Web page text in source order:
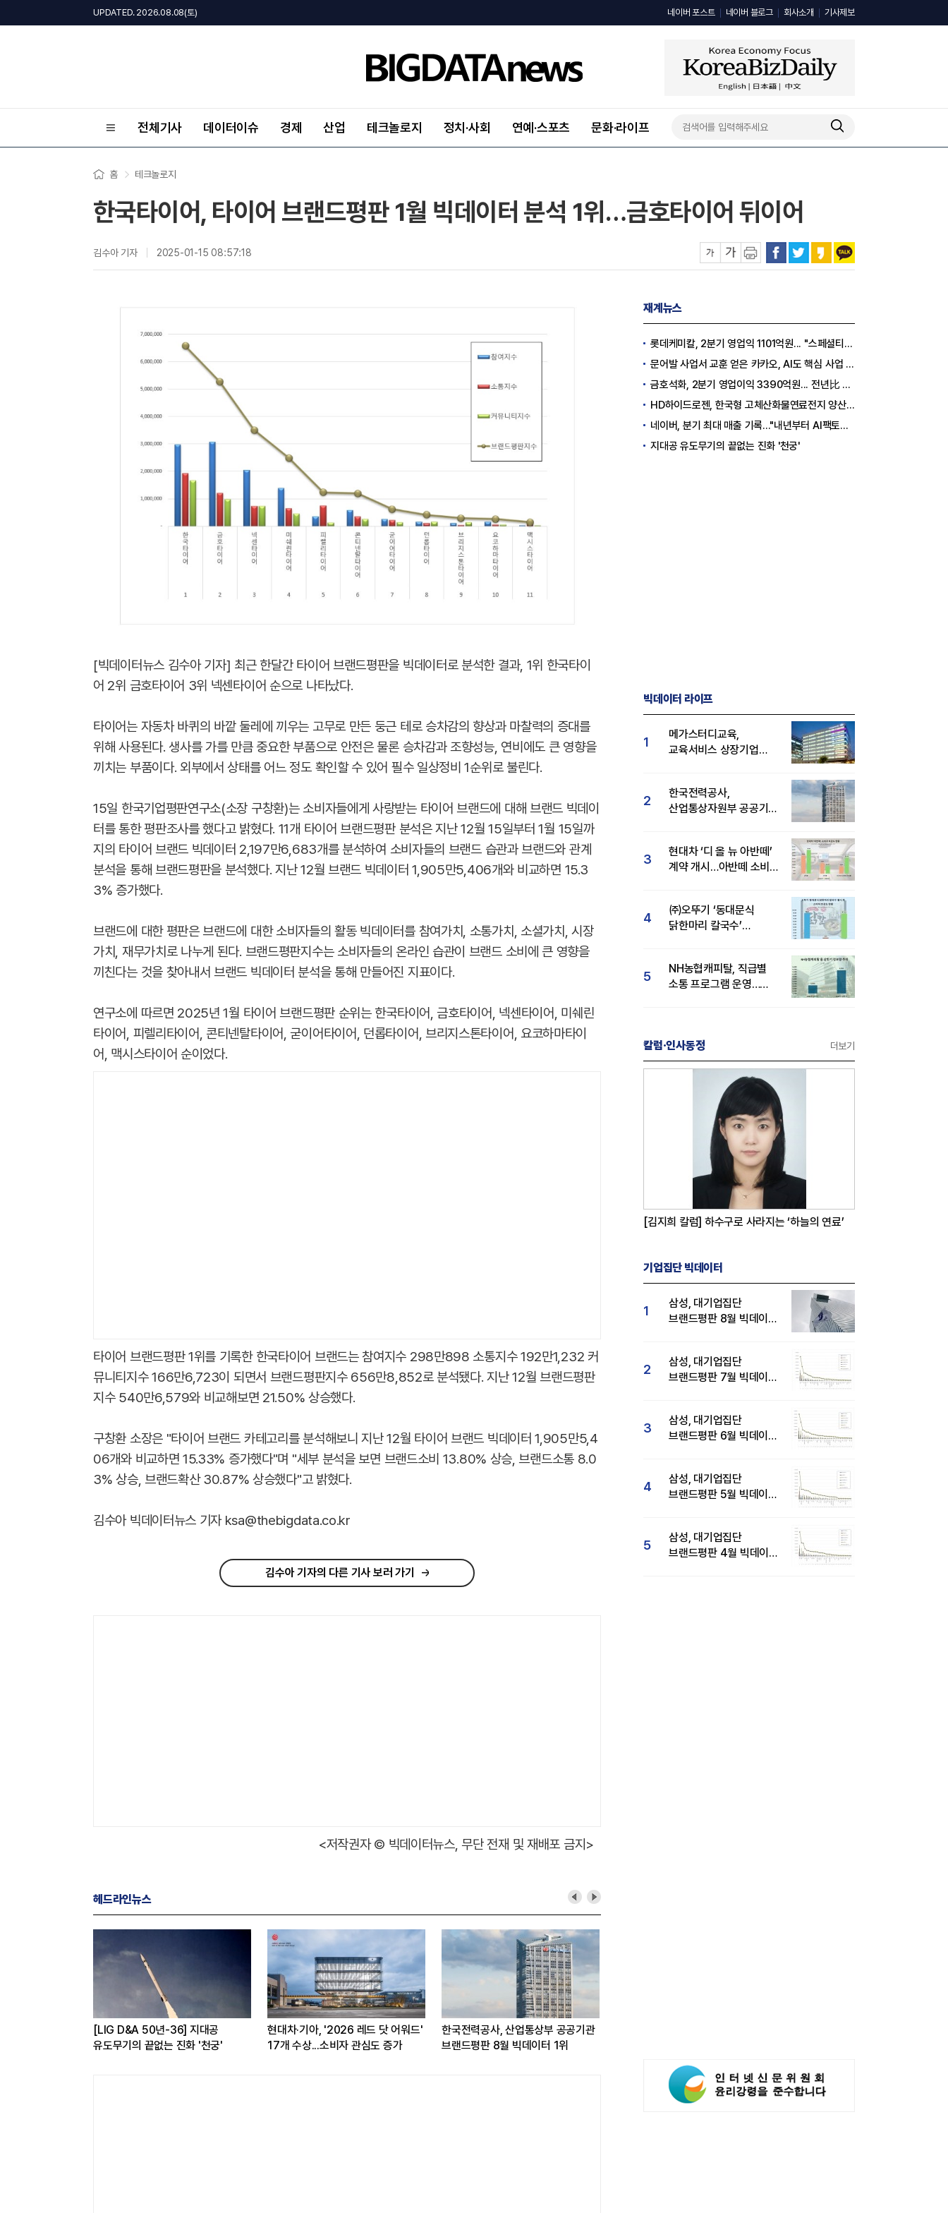
UPDATED. 2026.08.08(토) 네이버 포스트 네이버 블로그 회사소개 기사제보
전체기사 데이터이슈 경제 산업 테크놀로지 정치·사회 연예·스포츠 문화·라이프
홈 테크놀로지
한국타이어, 타이어 브랜드평판 1월 빅데이터 분석 1위…금호타이어 뒤이어
김수아 기자 2025-01-15 08:57:18
[빅데이터뉴스 김수아 기자] 최근 한달간 타이어 브랜드평판을 빅데이터로 분석한 결과, 1위 한국타이
어 2위 금호타이어 3위 넥센타이어 순으로 나타났다.
타이어는 자동차 바퀴의 바깥 둘레에 끼우는 고무로 만든 둥근 테로 승차감의 향상과 마찰력의 증대를
위해 사용된다. 생사를 가를 만큼 중요한 부품으로 안전은 물론 승차감과 조향성능, 연비에도 큰 영향을
끼치는 부품이다. 외부에서 상태를 어느 정도 확인할 수 있어 필수 일상정비 1순위로 불린다.
15일 한국기업평판연구소(소장 구창환)는 소비자들에게 사랑받는 타이어 브랜드에 대해 브랜드 빅데이
터를 통한 평판조사를 했다고 밝혔다. 11개 타이어 브랜드평판 분석은 지난 12월 15일부터 1월 15일까
지의 타이어 브랜드 빅데이터 2,197만6,683개를 분석하여 소비자들의 브랜드 습관과 브랜드와 관계
분석을 통해 브랜드평판을 분석했다. 지난 12월 브랜드 빅데이터 1,905만5,406개와 비교하면 15.3
3% 증가했다.
브랜드에 대한 평판은 브랜드에 대한 소비자들의 활동 빅데이터를 참여가치, 소통가치, 소셜가치, 시장
가치, 재무가치로 나누게 된다. 브랜드평판지수는 소비자들의 온라인 습관이 브랜드 소비에 큰 영향을
끼친다는 것을 찾아내서 브랜드 빅데이터 분석을 통해 만들어진 지표이다.
연구소에 따르면 2025년 1월 타이어 브랜드평판 순위는 한국타이어, 금호타이어, 넥센타이어, 미쉐린
타이어, 피렐리타이어, 콘티넨탈타이어, 굳이어타이어, 던롭타이어, 브리지스톤타이어, 요코하마타이
어, 맥시스타이어 순이었다.
타이어 브랜드평판 1위를 기록한 한국타이어 브랜드는 참여지수 298만898 소통지수 192만1,232 커
뮤니티지수 166만6,723이 되면서 브랜드평판지수 656만8,852로 분석됐다. 지난 12월 브랜드평판
지수 540만6,579와 비교해보면 21.50% 상승했다.​
구창환 소장은 "타이어 브랜드 카테고리를 분석해보니 지난 12월 타이어 브랜드 빅데이터 1,905만5,4
06개와 비교하면 15.33% 증가했다"며 "세부 분석을 보면 브랜드소비 13.80% 상승, 브랜드소통 8.0
3% 상승, 브랜드확산 30.87% 상승했다"고 밝혔다.
김수아 빅데이터뉴스 기자 ksa@thebigdata.co.kr
김수아 기자의 다른 기사 보러 가기
<저작권자 © 빅데이터뉴스, 무단 전재 및 재배포 금지>
헤드라인뉴스
[LIG D&A 50년-36] 지대공
유도무기의 끝없는 진화 '천궁'
현대차·기아, '2026 레드 닷 어워드'
17개 수상...소비자 관심도 증가
한국전력공사, 산업통상부 공공기관
브랜드평판 8월 빅데이터 1위
재계뉴스
롯데케미칼, 2분기 영업익 1101억원... "스페셜티 전환 가속"
문어발 사업서 교훈 얻은 카카오, AI도 핵심 사업 '선택과 집중'
금호석화, 2분기 영업이익 3390억원... 전년比 419% 급증
HD하이드로젠, 한국형 고체산화물연료전지 양산체계 구축
네이버, 분기 최대 매출 기록..."내년부터 AI팩토리 수익 날 것"
지대공 유도무기의 끝없는 진화 '천궁'
빅데이터 라이프
1
메가스터디교육,
교육서비스 상장기업
2
한국전력공사,
산업통상자원부 공공기관
3
현대차 ‘디 올 뉴 아반떼’
계약 개시…아반떼 소비자
4
㈜오뚜기 ‘동대문식
닭한마리 칼국수’
5
NH농협캐피탈, 직급별
소통 프로그램 운영…
칼럼·인사동정 더보기
[김지희 칼럼] 하수구로 사라지는 ‘하늘의 연료’
기업집단 빅데이터
1
삼성, 대기업집단
브랜드평판 8월 빅데이터
2
삼성, 대기업집단
브랜드평판 7월 빅데이터
3
삼성, 대기업집단
브랜드평판 6월 빅데이터
4
삼성, 대기업집단
브랜드평판 5월 빅데이터
5
삼성, 대기업집단
브랜드평판 4월 빅데이터